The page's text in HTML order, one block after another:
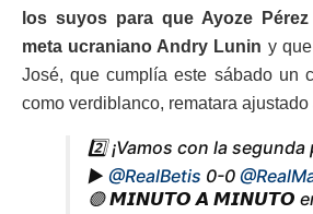
los suyos para que Ayoze
meta ucraniano Andry Lunin y
José, que cumplía este sábado un
como verdiblanco, rematara ajustado
2️⃣ ¡Vamos con la
▶️ @RealBetis 0-0
🟣 𝙈𝙄𝙉𝙐𝙏𝙊 𝘼 𝙈𝙄𝙉𝙐𝙏𝙊